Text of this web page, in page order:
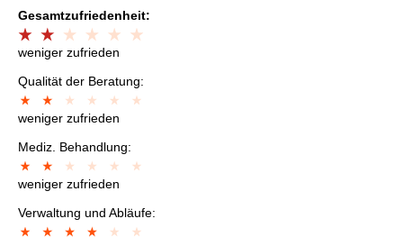
Gesamtzufriedenheit:
weniger zufrieden
Qualität der Beratung:
weniger zufrieden
Mediz. Behandlung:
weniger zufrieden
Verwaltung und Abläufe: